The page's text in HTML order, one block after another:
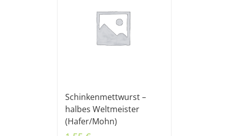
Schinkenmettwurst –
halbes Weltmeister
(Hafer/Mohn)